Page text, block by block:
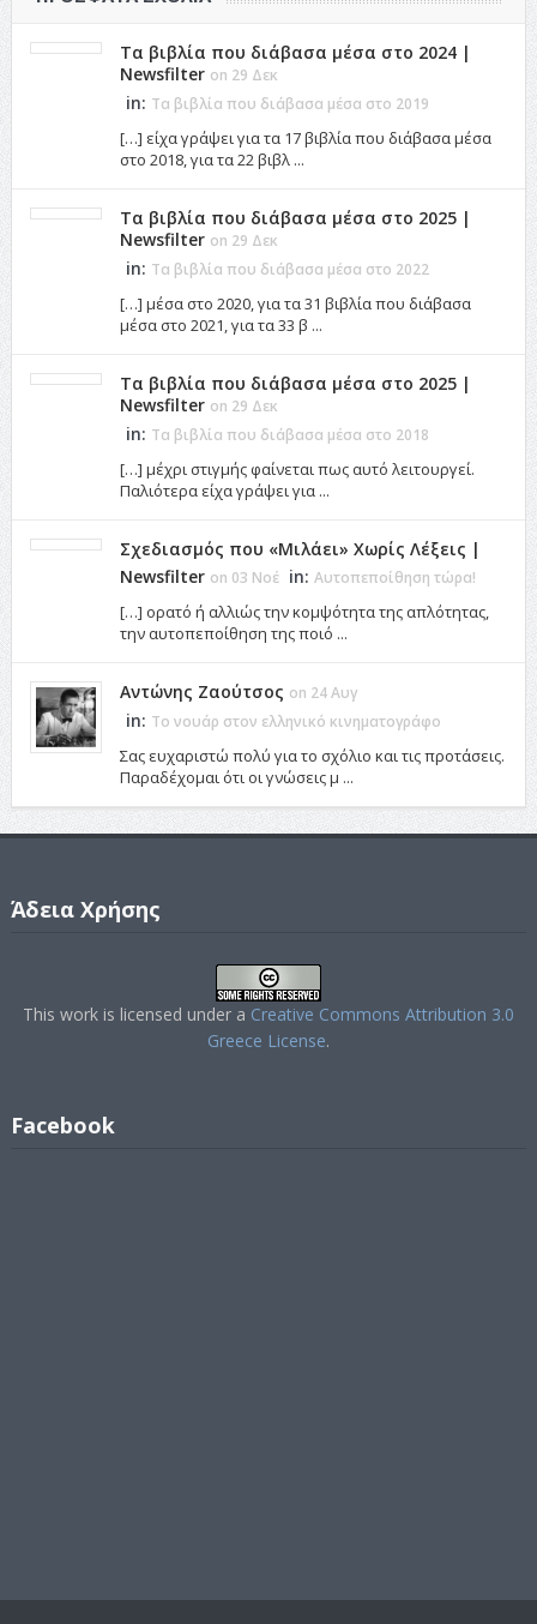
Τα βιβλία που διάβασα μέσα στο 2024 |
Newsfilter on 29 Δεκ
in: Τα βιβλία που διάβασα μέσα στο 2019
[…] είχα γράψει για τα 17 βιβλία που διάβασα μέσα
στο 2018, για τα 22 βιβλ ...
Τα βιβλία που διάβασα μέσα στο 2025 |
Newsfilter on 29 Δεκ
in: Τα βιβλία που διάβασα μέσα στο 2022
[…] μέσα στο 2020, για τα 31 βιβλία που διάβασα
μέσα στο 2021, για τα 33 β ...
Τα βιβλία που διάβασα μέσα στο 2025 |
Newsfilter on 29 Δεκ
in: Τα βιβλία που διάβασα μέσα στο 2018
[…] μέχρι στιγμής φαίνεται πως αυτό λειτουργεί.
Παλιότερα είχα γράψει για ...
Σχεδιασμός που «Μιλάει» Χωρίς Λέξεις |
Newsfilter on 03 Νοέ in: Αυτοπεποίθηση τώρα!
[…] ορατό ή αλλιώς την κομψότητα της απλότητας,
την αυτοπεποίθηση της ποιό ...
Αντώνης Ζαούτσος on 24 Αυγ
in: Το νουάρ στον ελληνικό κινηματογράφο
Σας ευχαριστώ πολύ για το σχόλιο και τις προτάσεις.
Παραδέχομαι ότι οι γνώσεις μ ...
Άδεια Χρήσης
This work is licensed under a Creative Commons Attribution 3.0
Greece License.
Facebook